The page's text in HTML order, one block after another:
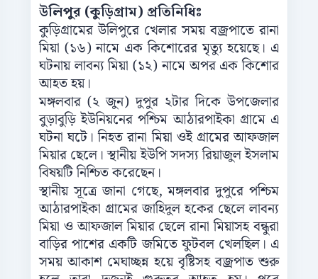
উলিপুর (কুড়িগ্রাম) প্রতিনিধিঃ
কুড়িগ্রামের উলিপুরে খেলার সময় বজ্রপাতে রানা
মিয়া (১৬) নামে এক কিশোরের মৃত্যু হয়েছে। এ
ঘটনায় লাবন্য মিয়া (১২) নামে অপর এক কিশোর
আহত হয়।
মঙ্গলবার (২ জুন) দুপুর ২টার দিকে উপজেলার
বুড়াবুড়ি ইউনিয়নের পশ্চিম আঠারপাইকা গ্রামে এ
ঘটনা ঘটে। নিহত রানা মিয়া ওই গ্রামের আফজাল
মিয়ার ছেলে। স্থানীয় ইউপি সদস্য রিয়াজুল ইসলাম
বিষয়টি নিশ্চিত করেছেন।
স্থানীয় সূত্রে জানা গেছে, মঙ্গলবার দুপুরে পশ্চিম
আঠারপাইকা গ্রামের জাহিদুল হকের ছেলে লাবন্য
মিয়া ও আফজাল মিয়ার ছেলে রানা মিয়াসহ বন্ধুরা
বাড়ির পাশের একটি জমিতে ফুটবল খেলছিল। এ
সময় আকাশ মেঘাচ্ছন্ন হয়ে বৃষ্টিসহ বজ্রপাত শুরু